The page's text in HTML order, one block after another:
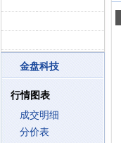
金盘科技
行情图表
成交明细
分价表